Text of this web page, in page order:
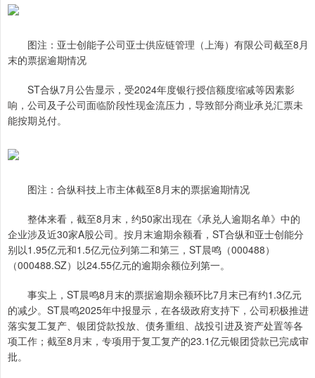
图注：亚士创能子公司亚士供应链管理（上海）有限公司截至8月
末的票据逾期情况
ST合纵7月公告显示，受2024年度银行授信额度缩减等因素影
响，公司及子公司面临阶段性现金流压力，导致部分商业承兑汇票未
能按期兑付。
图注：合纵科技上市主体截至8月末的票据逾期情况
整体来看，截至8月末，约50家出现在《承兑人逾期名单》中的
企业涉及近30家A股公司。按月末逾期余额看，ST合纵和亚士创能分
别以1.95亿元和1.5亿元位列第二和第三，ST晨鸣（000488）
（000488.SZ）以24.55亿元的逾期余额位列第一。
事实上，ST晨鸣8月末的票据逾期余额环比7月末已有约1.3亿元
的减少。ST晨鸣2025年中报显示，在各级政府支持下，公司积极推进
落实复工复产、银团贷款投放、债务重组、战投引进及资产处置等各
项工作；截至8月末，专项用于复工复产的23.1亿元银团贷款已完成审
批。